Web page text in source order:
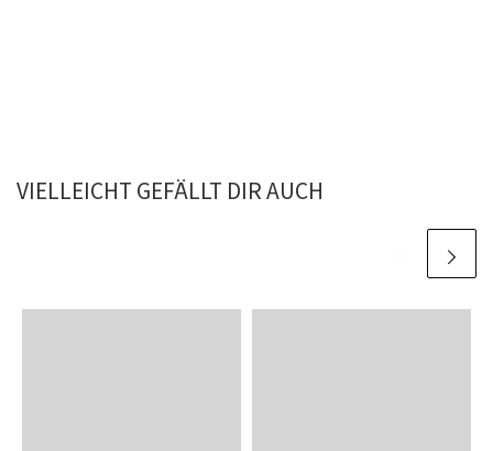
VIELLEICHT GEFÄLLT DIR AUCH